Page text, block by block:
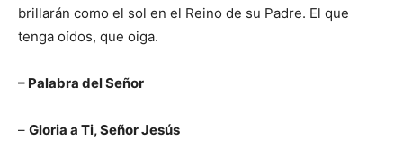
brillarán como el sol en el Reino de su Padre. El que
tenga oídos, que oiga.
– Palabra del Señor
– Gloria a Ti, Señor Jesús